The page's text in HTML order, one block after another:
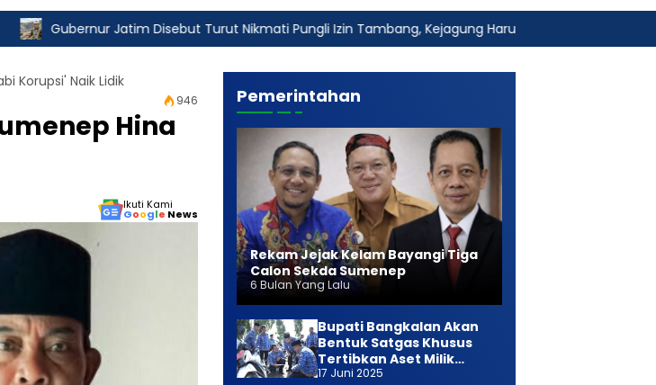
Jatim Disebut Turut Nikmati Pungli Izin Tambang, Kejagung Harus Ambil Alih
Korupsi' Naik Lidik
946
Hina
Ikuti Kami
Google News
Pemerintahan
Rekam Jejak Kelam Bayangi Tiga
Calon Sekda Sumenep
6 Bulan Yang Lalu
Bupati Bangkalan Akan
Bentuk Satgas Khusus
Tertibkan Aset Milik
Daerah
17 Juni 2025